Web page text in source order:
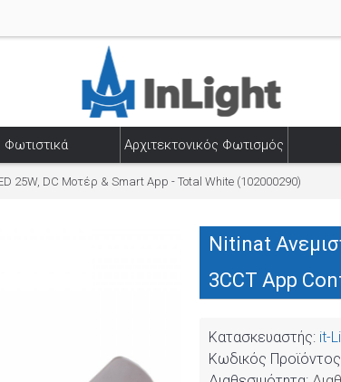
Φωτιστικά Αρχιτεκτονικός Φωτισμός
25W, DC Μοτέρ & Smart App - Total White (102000290)
Nitinat
3CCT App
Κατασκευαστής: it-
Κωδικός